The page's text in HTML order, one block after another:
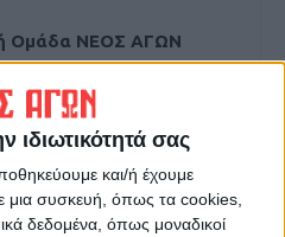
ιδιωτικότητά σας
και/ή έχουμε
συσκευή, όπως τα cookies,
δεδομένα, όπως μοναδικοί
Ομάδα ΝΕΟΣ ΑΓΩΝ
Εφημερίδα της Καρδίτσας